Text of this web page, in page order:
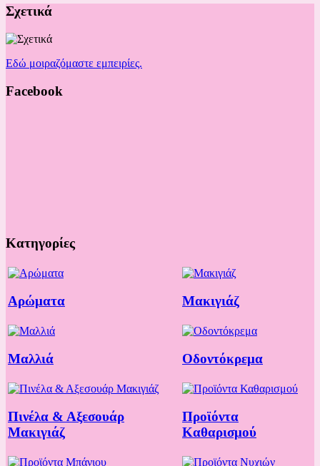
Σχετικά
Εδώ μοιραζόμαστε εμπειρίες.
Facebook
Κατηγορίες
Αρώματα Μακιγιάζ
Μαλλιά Οδοντόκρεμα
Πινέλα & Αξεσουάρ
Μακιγιάζ
Προϊόντα
Καθαρισμού